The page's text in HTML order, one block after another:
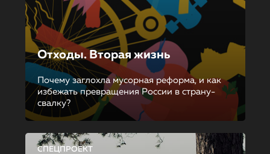
Отходы. Вторая жизнь
Почему заглохла мусорная реформа, и как
избежать превращения России в страну-
свалку?
СПЕЦПРОЕКТ